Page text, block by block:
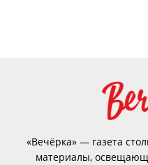
«Вечёрка» — газета
материалы,